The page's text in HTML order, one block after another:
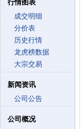
行情图表
成交明细
分价表
历史行情
龙虎榜数据
大宗交易
新闻资讯
公司公告
公司概况